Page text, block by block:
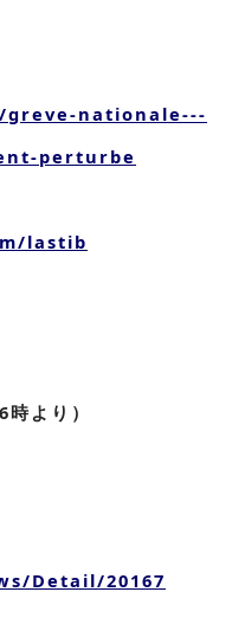
nationale---
perturbe
lastib
より）
Detail/20167